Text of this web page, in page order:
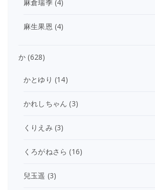
麻倉瑞季(4)
麻生果恩 (4)
か (628)
かとゆり (14)
かれしちゃん (3)
くりえみ (3)
くろがねさら (16)
兒玉遥 (3)